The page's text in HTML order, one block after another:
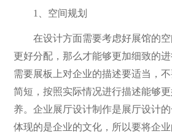
1、空间规划
在设计方面需要考虑好展馆的空
更好分配，那么才能够更加细致的
需要展板上对企业的描述要适当，
简短，按照实际情况进行描述能够
养。企业展厅设计制作是展厅设计
体现的是企业的文化，所以要将企